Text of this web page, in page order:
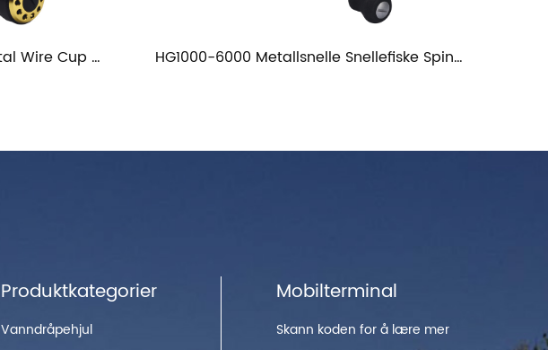
HG1000-6000 Metallsnelle Snellefiske Spinne Snelle Saltvannssnelle Fiskesneller 5.1:1 Langdistansespole Metall fiskesnelle
Produktkategorier
Vanndråpehjul
Mobilterminal
Skann koden for å lære mer